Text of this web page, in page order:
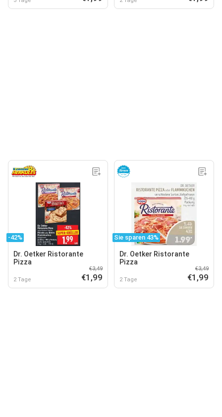
-42%
Dr. Oetker Ristorante
Pizza
2 Tage
€3,49
€1,99
Sie sparen 43%
Dr. Oetker Ristorante
Pizza
2 Tage
€3,49
€1,99